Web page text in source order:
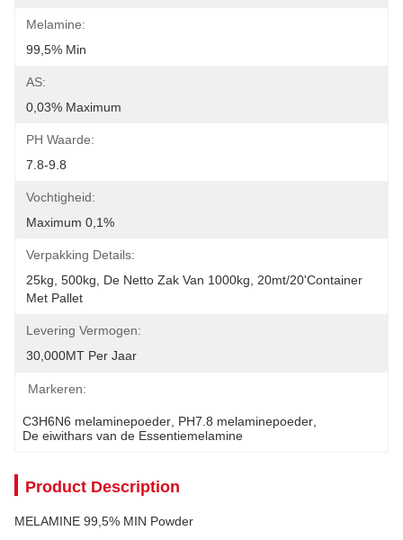
Melamine:
99,5% Min
AS:
0,03% Maximum
PH Waarde:
7.8-9.8
Vochtigheid:
Maximum 0,1%
Verpakking Details:
25kg, 500kg, De Netto Zak Van 1000kg, 20mt/20'container
Met Pallet
Levering Vermogen:
30,000MT Per Jaar
Markeren:
C3H6N6 melaminepoeder PH7.8 melaminepoeder
De eiwithars van de Essentiemelamine
Product Description
MELAMINE 99,5% MIN Powder